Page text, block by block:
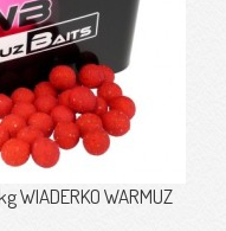
WIADERKO WARMUZ